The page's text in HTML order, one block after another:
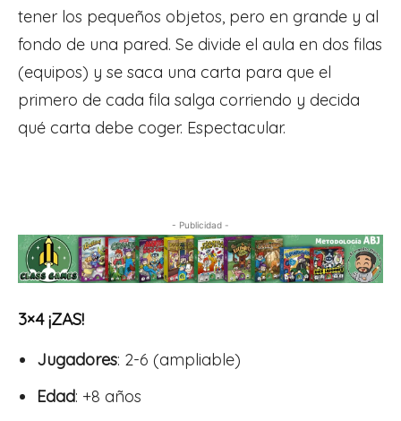
tener los pequeños objetos, pero en grande y al
fondo de una pared. Se divide el aula en dos filas
(equipos) y se saca una carta para que el
primero de cada fila salga corriendo y decida
qué carta debe coger. Espectacular.
- Publicidad -
3×4 ¡ZAS!
Jugadores: 2-6 (ampliable)
Edad: +8 años